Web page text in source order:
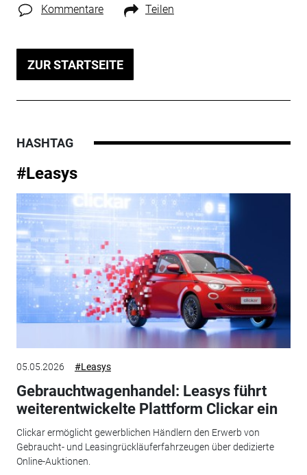
Kommentare Teilen
ZUR STARTSEITE
HASHTAG
#Leasys
05.05.2026 #Leasys
Gebrauchtwagenhandel: Leasys führt
weiterentwickelte Plattform Clickar ein
Clickar ermöglicht gewerblichen Händlern den Erwerb von
Gebraucht- und Leasingrückläuferfahrzeugen über dedizierte
Online-Auktionen.